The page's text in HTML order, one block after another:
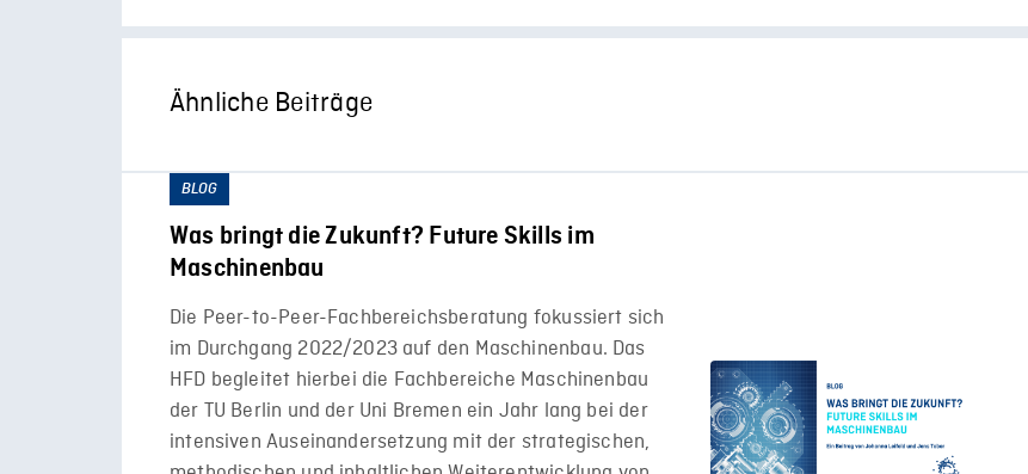
Ähnliche Beiträge
BLOG
Was bringt die Zukunft? Future Skills im
Maschinenbau
Die Peer-to-Peer-Fachbereichsberatung fokussiert sich
im Durchgang 2022/2023 auf den Maschinenbau. Das
HFD begleitet hierbei die Fachbereiche Maschinenbau
der TU Berlin und der Uni Bremen ein Jahr lang bei der
intensiven Auseinandersetzung mit der strategischen,